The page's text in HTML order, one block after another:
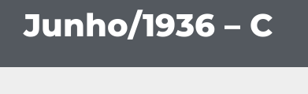
Junho/1936 – C